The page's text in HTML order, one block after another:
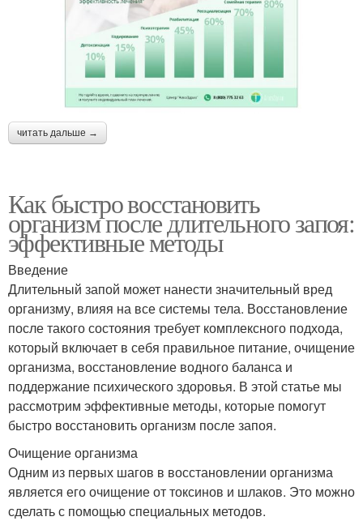
читать дальше →
Как быстро восстановить
организм после длительного запоя:
эффективные методы
Введение
Длительный запой может нанести значительный вред
организму, влияя на все системы тела. Восстановление
после такого состояния требует комплексного подхода,
который включает в себя правильное питание, очищение
организма, восстановление водного баланса и
поддержание психического здоровья. В этой статье мы
рассмотрим эффективные методы, которые помогут
быстро восстановить организм после запоя.
Очищение организма
Одним из первых шагов в восстановлении организма
является его очищение от токсинов и шлаков. Это можно
сделать с помощью специальных методов.